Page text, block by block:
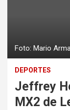
Foto: Mario
DEPORTES
Jeffrey
MX2 de